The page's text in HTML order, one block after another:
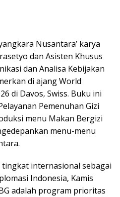
Nusantara’ karya
dan Asisten Khusus
dan Analisa Kebijakan
di ajang World
di Davos, Swiss. Buku ini
Pemenuhan Gizi
menu Makan Bergizi
menu-menu
internasional sebagai
Indonesia, Kamis
adalah program prioritas